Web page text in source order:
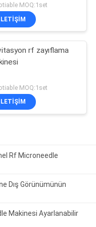
MOQ:1set
rf zayıflama
MOQ:1set
İLETİŞİM
Rf Microneedle
Dış Görünümünün
Makinesi Ayarlanabilir